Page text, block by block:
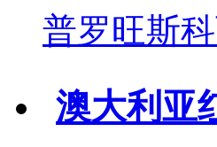
普罗旺斯
澳大利亚